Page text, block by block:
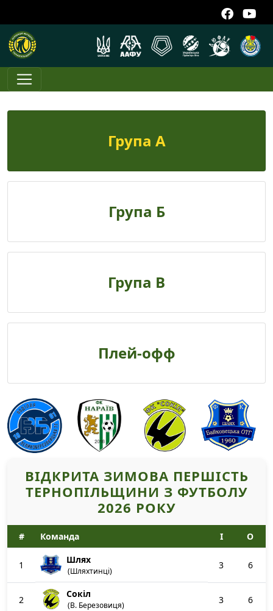
Група А
Група Б
Група В
Плей-офф
ВІДКРИТА ЗИМОВА ПЕРШІСТЬ
ТЕРНОПІЛЬЩИНИ З ФУТБОЛУ
2026 РОКУ
# Команда І О
1 Шлях
(Шляхтинці)
3 6
2
Сокіл
(В. Березовиця) 3 6